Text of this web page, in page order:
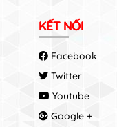
KẾT NỐI
Facebook
Twitter
Youtube
Google +